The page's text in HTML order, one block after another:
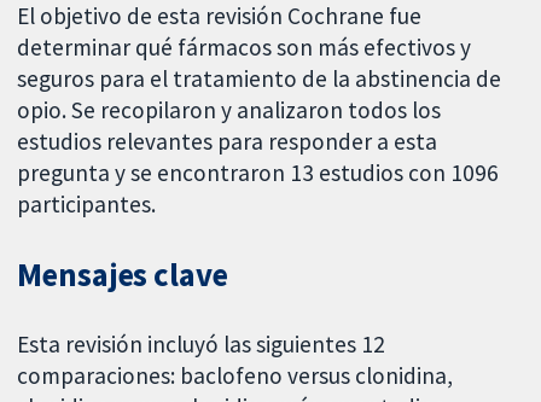
El objetivo de esta revisión Cochrane fue
determinar qué fármacos son más efectivos y
seguros para el tratamiento de la abstinencia de
opio. Se recopilaron y analizaron todos los
estudios relevantes para responder a esta
pregunta y se encontraron 13 estudios con 1096
participantes.
Mensajes clave
Esta revisión incluyó las siguientes 12
comparaciones: baclofeno versus clonidina,